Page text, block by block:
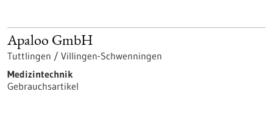
Apaloo GmbH
Tuttlingen / Villingen-Schwenningen
Medizintechnik
Gebrauchsartikel